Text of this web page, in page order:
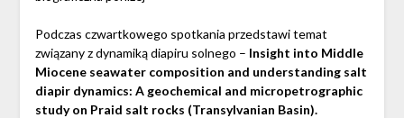
Podczas czwartkowego spotkania przedstawi temat
związany z dynamiką diapiru solnego – Insight into Middle
Miocene seawater composition and understanding salt
diapir dynamics: A geochemical and micropetrographic
study on Praid salt rocks (Transylvanian Basin).